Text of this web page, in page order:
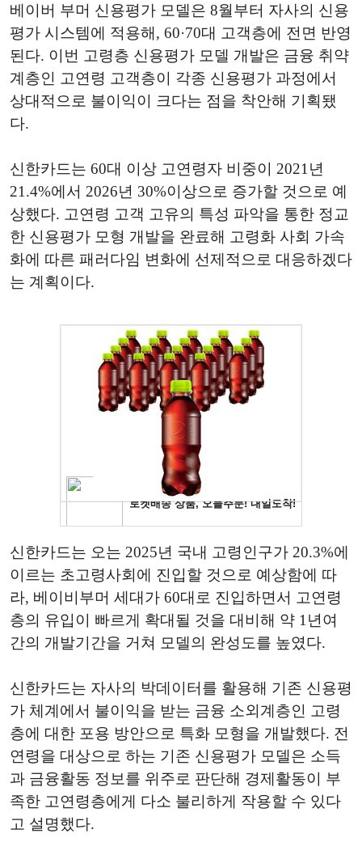
베이버 부머 신용평가 모델은 8월부터 자사의 신용
평가 시스템에 적용해, 60·70대 고객층에 전면 반영
된다. 이번 고령층 신용평가 모델 개발은 금융 취약
계층인 고연령 고객층이 각종 신용평가 과정에서
상대적으로 불이익이 크다는 점을 착안해 기획됐
다.
신한카드는 60대 이상 고연령자 비중이 2021년
21.4%에서 2026년 30%이상으로 증가할 것으로 예
상했다. 고연령 고객 고유의 특성 파악을 통한 정교
한 신용평가 모형 개발을 완료해 고령화 사회 가속
화에 따른 패러다임 변화에 선제적으로 대응하겠다
는 계획이다.
신한카드는 오는 2025년 국내 고령인구가 20.3%에
이르는 초고령사회에 진입할 것으로 예상함에 따
라, 베이비부머 세대가 60대로 진입하면서 고연령
층의 유입이 빠르게 확대될 것을 대비해 약 1년여
간의 개발기간을 거쳐 모델의 완성도를 높였다.
신한카드는 자사의 박데이터를 활용해 기존 신용평
가 체계에서 불이익을 받는 금융 소외계층인 고령
층에 대한 포용 방안으로 특화 모형을 개발했다. 전
연령을 대상으로 하는 기존 신용평가 모델은 소득
과 금융활동 정보를 위주로 판단해 경제활동이 부
족한 고연령층에게 다소 불리하게 작용할 수 있다
고 설명했다.